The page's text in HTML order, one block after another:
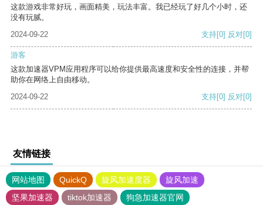
这款游戏非常好玩，画面精美，玩法丰富。我已经玩了好几个小时，还
没有玩腻。
2024-09-22
支持[0] 反对[0]
游客
这款加速器VPM应用程序可以给你提供最高速度和安全性的连接，并帮
助你在网络上自由移动。
2024-09-22
支持[0] 反对[0]
友情链接
网站地图 QuickQ 旋风加速度器
旋风加速
坚果加速器
tiktok加速器 狗急加速器官网